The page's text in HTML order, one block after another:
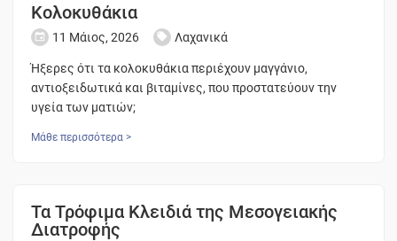
Κολοκυθάκια
11 Μάιος, 2026 Λαχανικά
Ήξερες ότι τα κολοκυθάκια περιέχουν μαγγάνιο,
αντιοξειδωτικά και βιταμίνες, που προστατεύουν την
υγεία των ματιών;
Μάθε περισσότερα >
Τα Τρόφιμα Κλειδιά της Μεσογειακής
Διατροφής